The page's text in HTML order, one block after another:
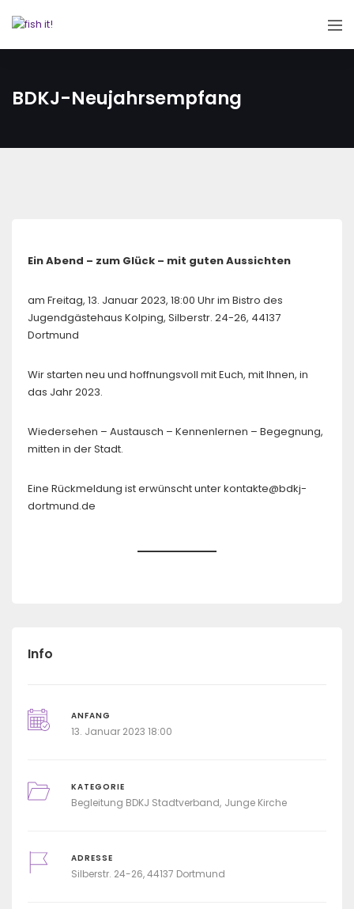
BDKJ-Neujahrsempfang
Ein Abend – zum Glück – mit guten Aussichten
am Freitag, 13. Januar 2023, 18:00 Uhr im Bistro des
Jugendgästehaus Kolping, Silberstr. 24-26, 44137
Dortmund
Wir starten neu und hoffnungsvoll mit Euch, mit Ihnen, in
das Jahr 2023.
Wiedersehen – Austausch – Kennenlernen – Begegnung,
mitten in der Stadt.
Eine Rückmeldung ist erwünscht unter kontakte@bdkj-
dortmund.de
Info
ANFANG
13. Januar 2023 18:00
KATEGORIE
Begleitung BDKJ Stadtverband Junge Kirche
ADRESSE
Silberstr. 24-26, 44137 Dortmund